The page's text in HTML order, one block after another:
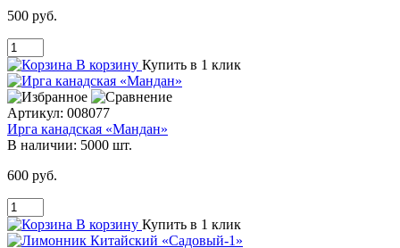
500 руб.
В корзину Купить в 1 клик
Артикул: 008077
Ирга канадская «Мандан»
В наличии: 5000 шт.
600 руб.
В корзину Купить в 1 клик